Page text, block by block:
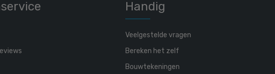
Handig
Veelgestelde vragen
Bereken het zelf
Bouwtekeningen